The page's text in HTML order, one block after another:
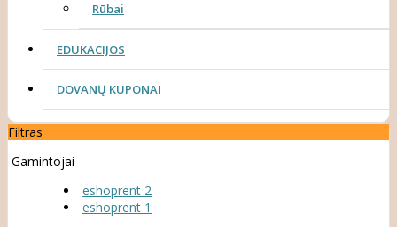
Rūbai
EDUKACIJOS
DOVANŲ KUPONAI
Filtras
Gamintojai
eshoprent 2
eshoprent 1